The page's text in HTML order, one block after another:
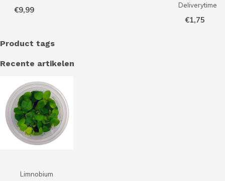
€9,99 Deliverytime
€1,75
Product tags
Recente artikelen
Limnobium